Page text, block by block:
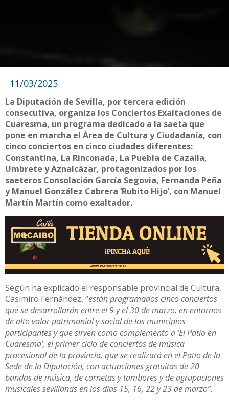
11/03/2025
La Diputación de Sevilla, por tercera edición
consecutiva, organiza los Conciertos Exaltaciones de
Cuaresma, un programa dedicado a la saeta que
pone en marcha el Área de Cultura y Ciudadanía, con
cinco conciertos en cinco ciudades diferentes:
Constantina, La Rinconada, La Puebla de Cazalla,
Umbrete y Aznalcázar, protagonizados por los
saeteros Consolación García Segovia, Fernanda Peña
y Manuel González Cabrera ‘Rubito Hijo’, con Manuel
Martín Martín como exaltador.
Según ha explicado el responsable provincial de Cultura,
Casimiro Fernández, “están programados cinco conciertos
que se desarrollarán entre el 9 y el 30 de marzo, en entornos
de alto valor patrimonial y social de los municipios
participantes y que sirven como complemento a ‘El Patio en
Cuaresma’, el primer ciclo de conciertos de música
procesional de la provincia, que se realizará en el Patio de la
Sede de la Diputación, con actuaciones gratuitas de 20
bandas de música, de cornetas y tambores y de agrupaciones
musicales sevillanas en los días 15, 16, 22 y 23 de marzo”.